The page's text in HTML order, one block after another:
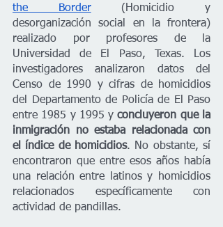
the Border (Homicidio y
desorganización social en la frontera)
realizado por profesores de la
Universidad de El Paso, Texas. Los
investigadores analizaron datos del
Censo de 1990 y cifras de homicidios
del Departamento de Policía de El Paso
entre 1985 y 1995 y concluyeron que la
inmigración no estaba relacionada con
el índice de homicidios. No obstante, sí
encontraron que entre esos años había
una relación entre latinos y homicidios
relacionados específicamente con
actividad de pandillas.